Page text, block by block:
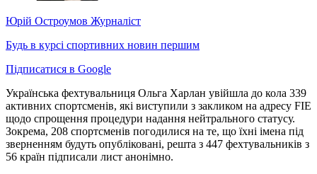
Юрій Остроумов Журналіст
Будь в курсі спортивних новин першим
Підписатися в Google
Українська фехтувальниця Ольга Харлан увійшла до кола 339
активних спортсменів, які виступили з закликом на адресу FIE
щодо спрощення процедури надання нейтрального статусу.
Зокрема, 208 спортсменів погодилися на те, що їхні імена під
зверненням будуть опубліковані, решта з 447 фехтувальників з
56 країн підписали лист анонімно.